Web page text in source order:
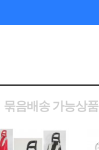
묶음배송 가능상품